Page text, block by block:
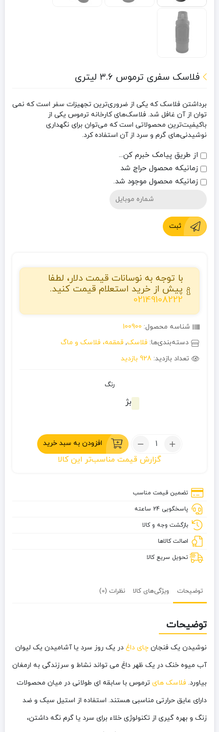
فلاسک سفری ترموس ۳.۶ لیتری
برداشتن فلاسک که یکی از ضروری‌ترین تجهیزات سفر است که نمی
توان از آن غافل شد. فلاسک‌های کارخانه ترموس یکی از
باکیفیت‌ترین محصولاتی است که می‌توان برای نگهداری
نوشیدنی‌های گرم و سرد از آن استفاده کرد.
از طریق پیامک خبرم کن...
زمانیکه محصول حراج شد
زمانیکه محصول موجود شد.
ثبت
با توجه به نوسانات قیمت دلار، لطفا
پیش از خرید استعلام قیمت کنید.
02149108222
شناسه محصول: 100900
دسته‌بندی‌ها: فلاسک, قمقمه، فلاسک و ماگ
تعداد بازدید: 928 بازدید
رنگ
بژ
تعداد:
سفری
لیتری
افزودن به سبد خرید
گزارش قیمت مناسب‌تر این کالا
تضمین قیمت مناسب
پاسخگویی 24 ساعته
بازگشت وجه و کالا
اصالت کالاها
تحویل سریع کالا
توضیحات ویژگی‌های کالا نظرات (0)
توضیحات
نوشیدن یک فنجان چای داغ در یک روز سرد یا آشامیدن یک لیوان
آب میوه خنک در یک ظهر داغ می تواند نشاط و سرزندگی به ارمغان
بیاورد. فلاسک های ترموس با سابقه ای طولانی در میان محصولات
دارای عایق حرارتی مناسبی هستند. استفاده از استیل سبک و ضد
زنگ و بهره گیری از تکنولوژی خلاء برای سرد یا گرم نگه داشتن،